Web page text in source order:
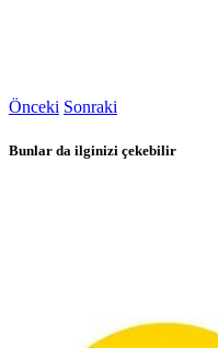
Önceki Sonraki
Bunlar da ilginizi çekebilir